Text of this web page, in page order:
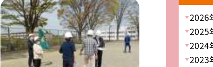
2026
2025
2024
2023